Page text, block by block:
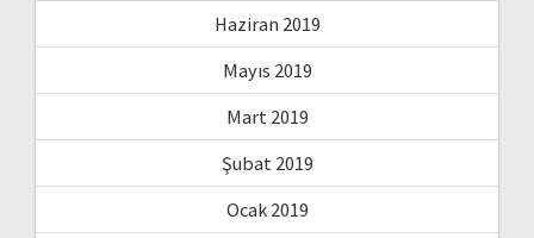
Haziran 2019
Mayıs 2019
Mart 2019
Şubat 2019
Ocak 2019